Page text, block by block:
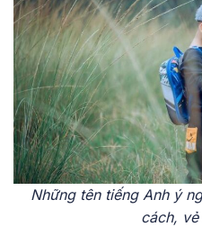
Những tên tiếng Anh ý
cách,